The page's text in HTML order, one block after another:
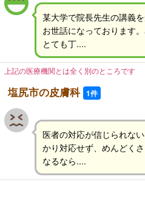
某大学で院長先生の講義
お世話になっております
とても丁....
上記の医療機関とは全く別のところです
塩尻市の皮膚科 1件
医者の対応が信じられな
かり対応せず、めんどく
なるなら....